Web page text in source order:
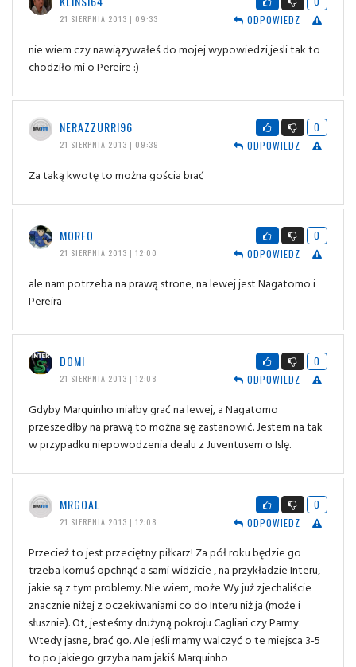
21 SIERPNIA 2013 | 09:33
ODPOWIEDZ
nie wiem czy nawiązywałeś do mojej wypowiedzi,jesli tak to
chodziło mi o Pereire :)
NERAZZURRI96
21 SIERPNIA 2013 | 09:39
0
ODPOWIEDZ
Za taką kwotę to można gościa brać
MORFO
21 SIERPNIA 2013 | 12:00
0
ODPOWIEDZ
ale nam potrzeba na prawą strone, na lewej jest Nagatomo i
Pereira
DOMI
21 SIERPNIA 2013 | 12:08
0
ODPOWIEDZ
Gdyby Marquinho miałby grać na lewej, a Nagatomo
przeszedłby na prawą to można się zastanowić. Jestem na tak
w przypadku niepowodzenia dealu z Juventusem o Islę.
MRGOAL
21 SIERPNIA 2013 | 12:08
0
ODPOWIEDZ
Przecież to jest przeciętny piłkarz! Za pół roku będzie go
trzeba komuś opchnąć a sami widzicie , na przykładzie Interu,
jakie są z tym problemy. Nie wiem, może Wy już zjechaliście
znacznie niżej z oczekiwaniami co do Interu niż ja (może i
słusznie). Ot, jesteśmy drużyną pokroju Cagliari czy Parmy.
Wtedy jasne, brać go. Ale jeśli mamy walczyć o te miejsca 3-5
to po jakiego grzyba nam jakiś Marquinho